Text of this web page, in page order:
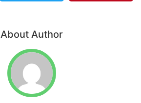
About Author